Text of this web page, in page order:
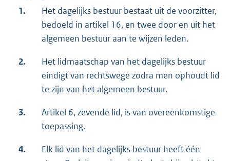
1.
Het dagelijks bestuur bestaat uit de voorzitter,
bedoeld in artikel 16, en twee door en uit het
algemeen bestuur aan te wijzen leden.
2.
Het lidmaatschap van het dagelijks bestuur
eindigt van rechtswege zodra men ophoudt lid
te zijn van het algemeen bestuur.
3.
Artikel 6, zevende lid, is van overeenkomstige
toepassing.
4.
Elk lid van het dagelijks bestuur heeft één